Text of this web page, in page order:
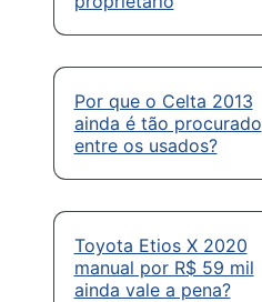
Por que o Celta 2013
ainda é tão procurado
entre os usados?
Toyota Etios X 2020
manual por R$ 59 mil
ainda vale a pena?